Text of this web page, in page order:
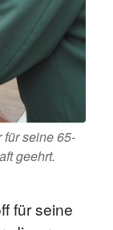
seine 65-
geehrt.
für seine